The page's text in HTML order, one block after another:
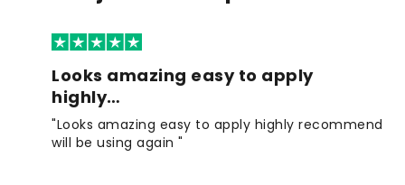
Looks amazing easy to apply
highly…
"Looks amazing easy to apply highly recommend
will be using again "